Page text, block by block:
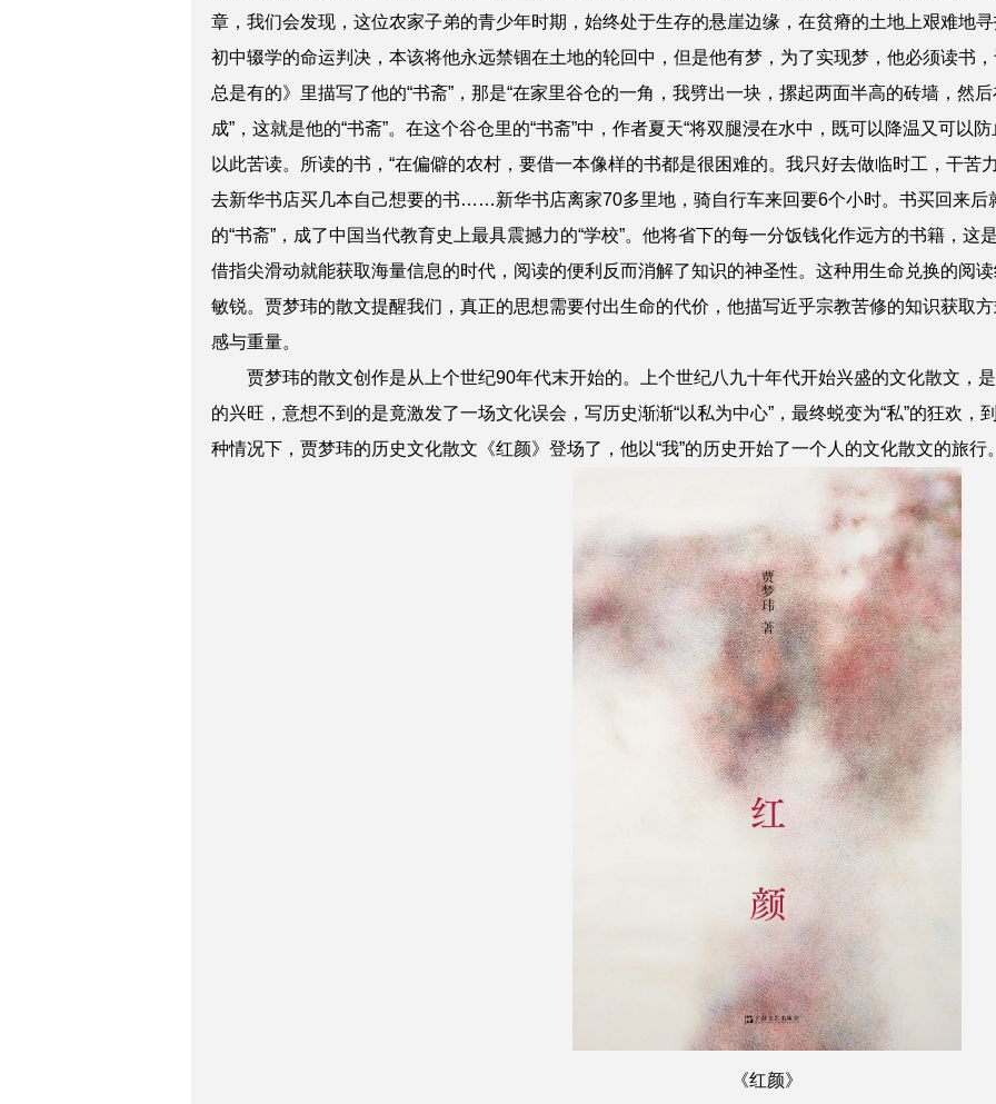
章，我们会发现，这位农家子弟的青少年时期，始终处于生存的悬崖边缘，在贫瘠的土地上艰难地
初中辍学的命运判决，本该将他永远禁锢在土地的轮回中，但是他有梦，为了实现梦，他必须读书
总是有的》里描写了他的“书斋”，那是“在家里谷仓的一角，我劈出一块，摞起两面半高的砖墙，然
成”，这就是他的“书斋”。在这个谷仓里的“书斋”中，作者夏天“将双腿浸在水中，既可以降温又可以
以此苦读。所读的书，“在偏僻的农村，要借一本像样的书都是很困难的。我只好去做临时工，干苦
去新华书店买几本自己想要的书……新华书店离家70多里地，骑自行车来回要6个小时。书买回来后
的“书斋”，成了中国当代教育史上最具震撼力的“学校”。他将省下的每一分饭钱化作远方的书籍，
借指尖滑动就能获取海量信息的时代，阅读的便利反而消解了知识的神圣性。这种用生命兑换的阅
敏锐。贾梦玮的散文提醒我们，真正的思想需要付出生命的代价，他描写近乎宗教苦修的知识获取
感与重量。
贾梦玮的散文创作是从上个世纪90年代末开始的。上个世纪八九十年代开始兴盛的文化散文，是
的兴旺，意想不到的是竟激发了一场文化误会，写历史渐渐“以私为中心”，最终蜕变为“私”的狂欢
种情况下，贾梦玮的历史文化散文《红颜》登场了，他以“我”的历史开始了一个人的文化散文的旅行
《红颜》